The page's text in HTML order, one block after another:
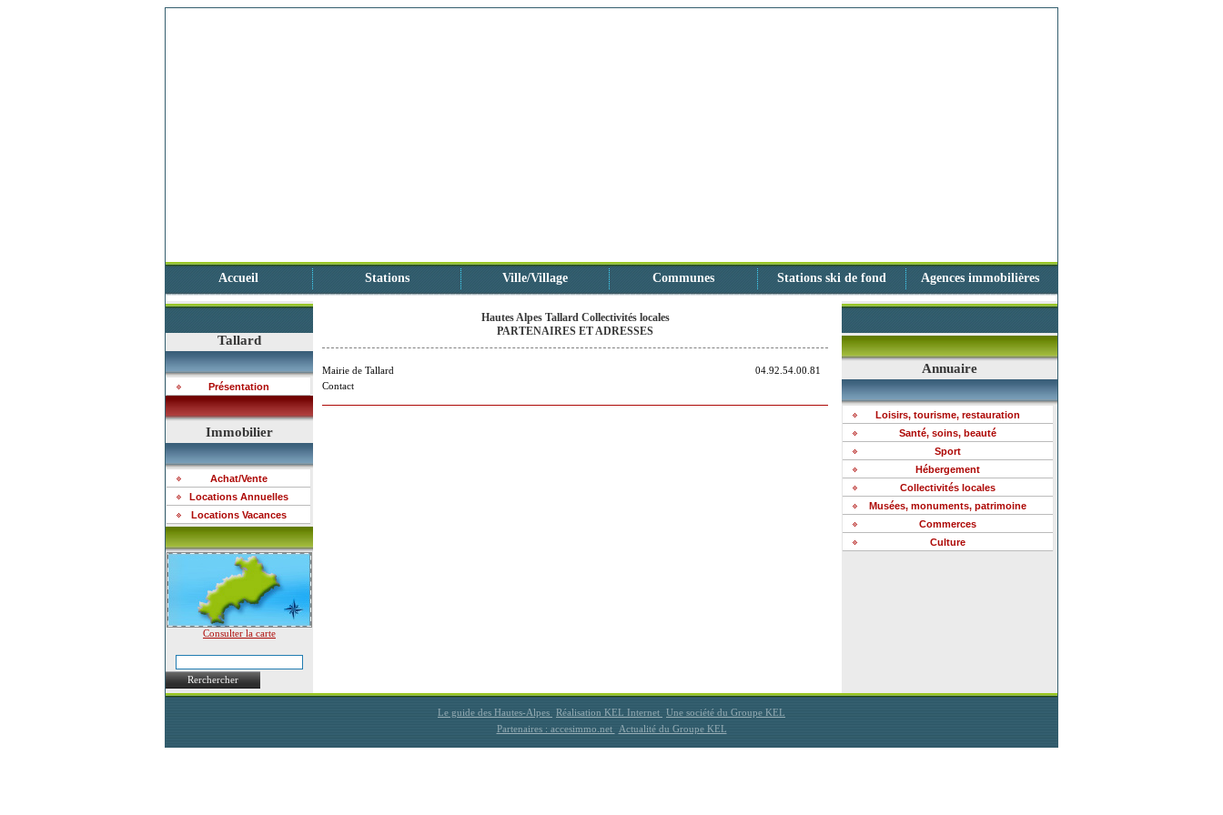
Accueil Stations Ville/Village Communes Stations ski de fond Agences immobilières
Tallard
Présentation
Immobilier
Achat/Vente
Locations Annuelles
Locations Vacances
Consulter la carte
Rerchercher
Hautes Alpes Tallard Collectivités locales
PARTENAIRES ET ADRESSES
04.92.54.00.81
Mairie de Tallard
Contact
Annuaire
Loisirs, tourisme, restauration
Santé, soins, beauté
Sport
Hébergement
Collectivités locales
Musées, monuments, patrimoine
Commerces
Culture
Le guide des Hautes-Alpes Réalisation KEL Internet Une société du Groupe KEL
Partenaires : accesimmo.net
Actualité du Groupe KEL